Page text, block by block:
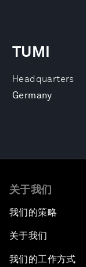
Headquarters
Germany
TUMI
关于我们
我们的策略
关于我们
我们的工作方式